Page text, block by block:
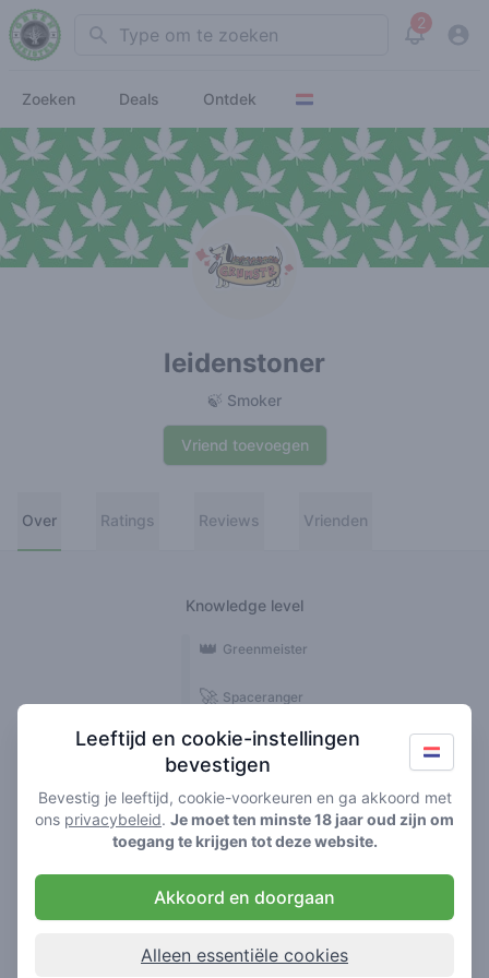
Search 2
View
Zoeken Deals Ontdek
leidenstoner
🍃 Smoker
Vriend toevoegen
Over Ratings Reviews Vrienden
Knowledge level
🍃 Smoker
🌱 Roller
🥦 Stoner
🚀 Spaceranger
👑 Greenmeister
Reviews
Leeftijd en cookie-instellingen
bevestigen
Bevestig je leeftijd, cookie-voorkeuren en ga akkoord met
ons privacybeleid. Je moet ten minste 18 jaar oud zijn om
toegang te krijgen tot deze website.
Akkoord en doorgaan
Alleen essentiële cookies